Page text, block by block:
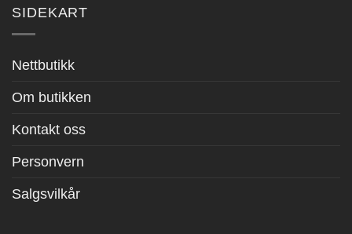
SIDEKART
Nettbutikk
Om butikken
Kontakt oss
Personvern
Salgsvilkår